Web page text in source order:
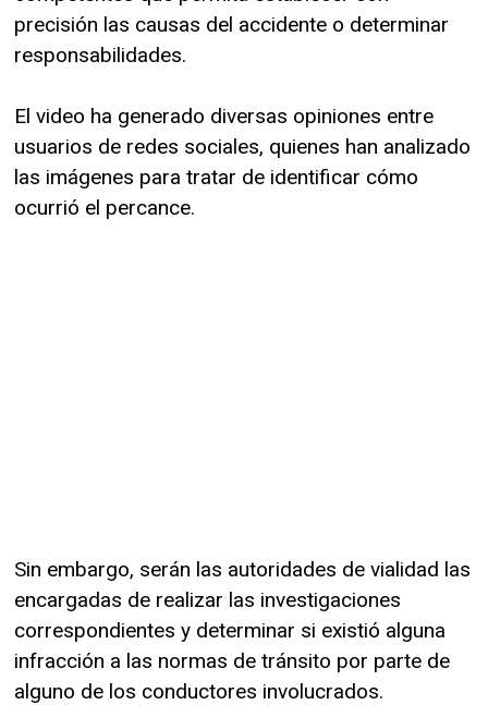
precisión las causas del accidente o determinar
responsabilidades.
El video ha generado diversas opiniones entre
usuarios de redes sociales, quienes han analizado
las imágenes para tratar de identificar cómo
ocurrió el percance.
Sin embargo, serán las autoridades de vialidad las
encargadas de realizar las investigaciones
correspondientes y determinar si existió alguna
infracción a las normas de tránsito por parte de
alguno de los conductores involucrados.